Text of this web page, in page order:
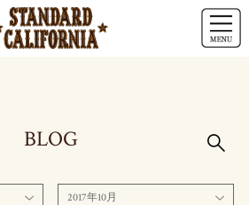
BLOG
2017年10月